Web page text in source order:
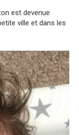
est devenue
ville et dans les